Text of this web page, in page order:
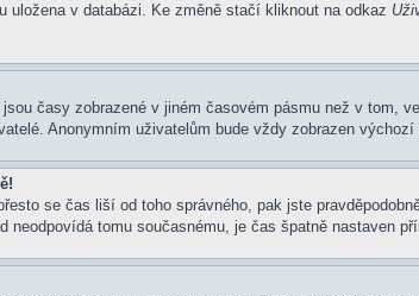
uložena v databázi. Ke změně stačí kliknout na odkaz
časy zobrazené v jiném časovém pásmu než v
Anonymním uživatelům bude vždy zobrazen výchozí
se čas liší od toho správného, pak jste
neodpovídá tomu současnému, je čas špatně nastaven